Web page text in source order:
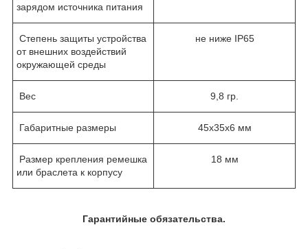
зарядом источника питания
Степень защиты устройства
от внешних воздействий
окружающей среды
не ниже IP65
Вес 9,8 гр.
Габаритные размеры 45х35х6 мм
Размер крепления ремешка
или браслета к корпусу
18 мм
Гарантийные обязательства.